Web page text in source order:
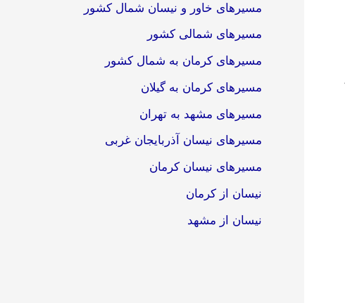
مسیرهای خاور و نیسان شمال کشور
مسیرهای شمالی کشور
مسیرهای کرمان به شمال کشور
مسیرهای کرمان به گیلان
مسیرهای مشهد به تهران
مسیرهای نیسان آذربایجان غربی
مسیرهای نیسان کرمان
نیسان از کرمان
نیسان از مشهد